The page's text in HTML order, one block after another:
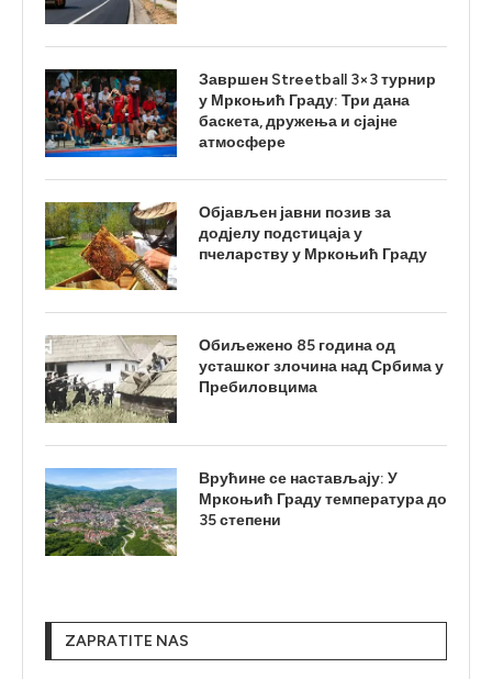
Завршен Streetball 3×3 турнир
у Мркоњић Граду: Три дана
баскета, дружења и сјајне
атмосфере
Објављен јавни позив за
додјелу подстицаја у
пчеларству у Мркоњић Граду
Обиљежено 85 година од
усташког злочина над Србима у
Пребиловцима
Врућине се настављају: У
Мркоњић Граду температура до
35 степени
ZAPRATITE NAS